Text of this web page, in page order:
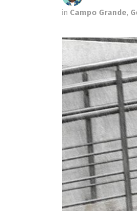
in Campo Grande,